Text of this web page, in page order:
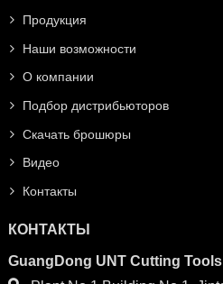
Продукция
Наши возможности
О компании
Подбор дистрибьюторов
Скачать брошюры
Видео
Контакты
КОНТАКТЫ
GuangDong UNT Cutting